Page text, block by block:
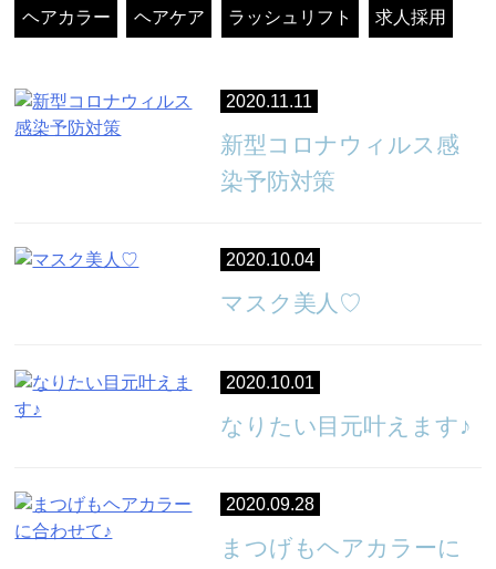
ヘアカラー ヘアケア ラッシュリフト 求人採用
2020.11.11
新型コロナウィルス感
染予防対策
2020.10.04
マスク美人♡
2020.10.01
なりたい目元叶えます♪
2020.09.28
まつげもヘアカラーに